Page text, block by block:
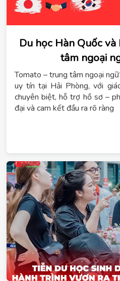
Du học Hàn Quốc
tâm ngoại
Tomato – trung tâm ngoại
uy tín tại Hải Phòng, với
chuyên biệt, hỗ trợ hồ sơ –
đại và cam kết đầu ra rõ ràng